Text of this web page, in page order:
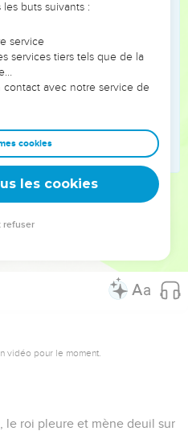
le Cushite dit : Que le roi, mon
car l'Éternel t'a
de tous ceux qui s'étaient
les ennemis du roi, mon
levés contre toi pour le
!
à la chambre au-dessus
il disait ainsi : Mon fils
vidéo pour le moment.
le roi pleure et mène deuil sur
buts suivants :
service
services tiers tels que de la
avec notre service de
cookies
les cookies
refuser